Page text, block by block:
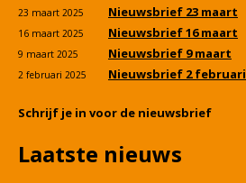
23 maart 2025 Nieuwsbrief 23 maart
16 maart 2025 Nieuwsbrief 16 maart
9 maart 2025 Nieuwsbrief 9 maart
2 februari 2025 Nieuwsbrief 2 februari
Schrijf je in voor de nieuwsbrief
Laatste nieuws